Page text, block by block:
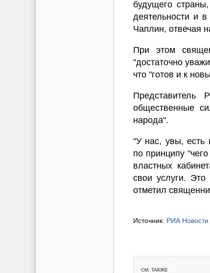
будущего
деятельности и
Чаплин, отвечая
При этом
"достаточно
что "готов и к
общественные
народа".
"У нас, увы, есть
по принципу
властных
свои услуги.
отметил
Источник: РИА Новости
СМ. ТАКЖЕ